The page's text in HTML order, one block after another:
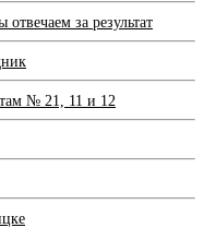
за результат
№ 21, 11 и 12